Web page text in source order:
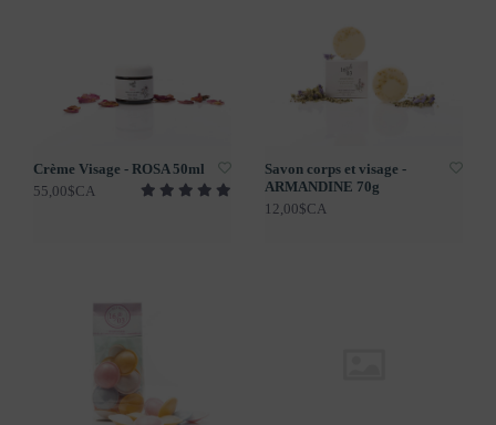
Crème Visage - ROSA 50ml
55,00$CA
Savon corps et visage -
ARMANDINE 70g
12,00$CA